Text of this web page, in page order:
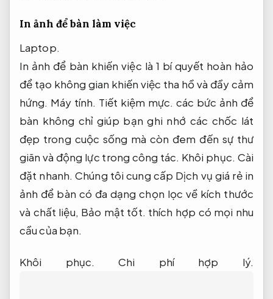
In ảnh để bàn làm việc
Laptop.
In ảnh để bàn khiến việc là 1 bí quyết hoàn hảo
để tạo không gian khiến việc tha hồ và đầy cảm
hứng. Máy tính. Tiết kiệm mực. các bức ảnh để
bàn không chỉ giúp bạn ghi nhớ các chốc lát
đẹp trong cuộc sống mà còn đem đến sự thư
giãn và động lực trong công tác. Khôi phục. Cài
đặt nhanh. Chúng tôi cung cấp Dịch vụ giá rẻ in
ảnh để bàn có đa dạng chọn lọc về kích thước
và chất liệu, Bảo mật tốt. thích hợp có mọi nhu
cầu của bạn.
Khôi phục. Chi phí hợp lý.